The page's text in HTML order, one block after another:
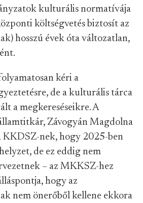
kulturális normatívája
költségvetés biztosít az
hosszú évek óta változatlan,
kéri a
de a kulturális tárca
a megkereséseikre. A
Závogyán Magdolna
KKDSZ-nek, hogy 2025-ben
de ez eddig nem
– az MKKSZ-hez
hogy az
nem önerőből kellene ekkora